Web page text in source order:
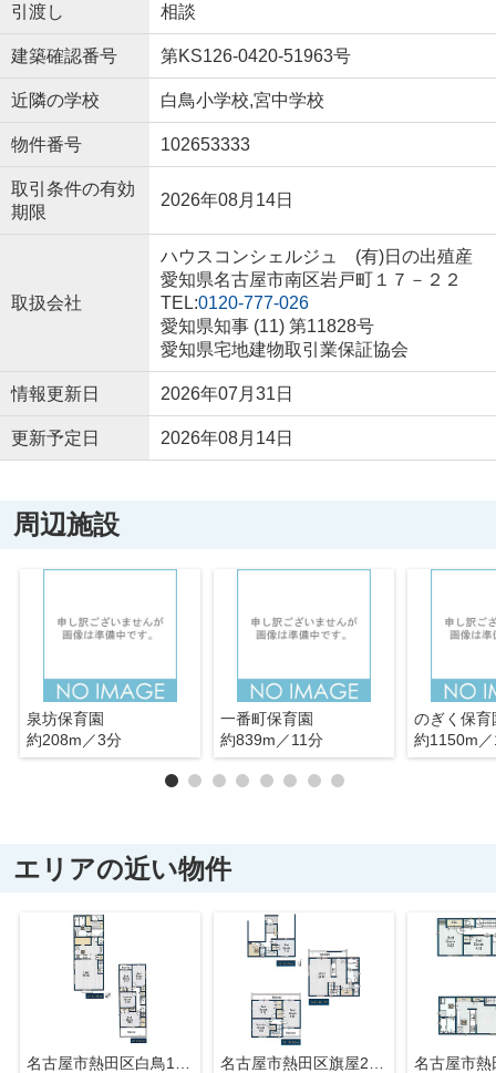
引渡し 相談
建築確認番号 第KS126-0420-51963号
近隣の学校 白鳥小学校,宮中学校
物件番号 102653333
取引条件の有効
期限
2026年08月14日
取扱会社
ハウスコンシェルジュ (有)日の出殖産
愛知県名古屋市南区岩戸町１７－２２
TEL:0120-777-026
愛知県知事 (11) 第11828号
愛知県宅地建物取引業保証協会
情報更新日 2026年07月31日
更新予定日 2026年08月14日
周辺施設
泉坊保育園
約208m／3分
一番町保育園
約839m／11分
のぎく保育
約1150m
エリアの近い物件